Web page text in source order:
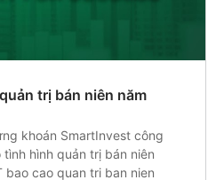
trị bán niên năm
khoán SmartInvest công
hình quản trị bán niên
bao cao quan tri ban nien